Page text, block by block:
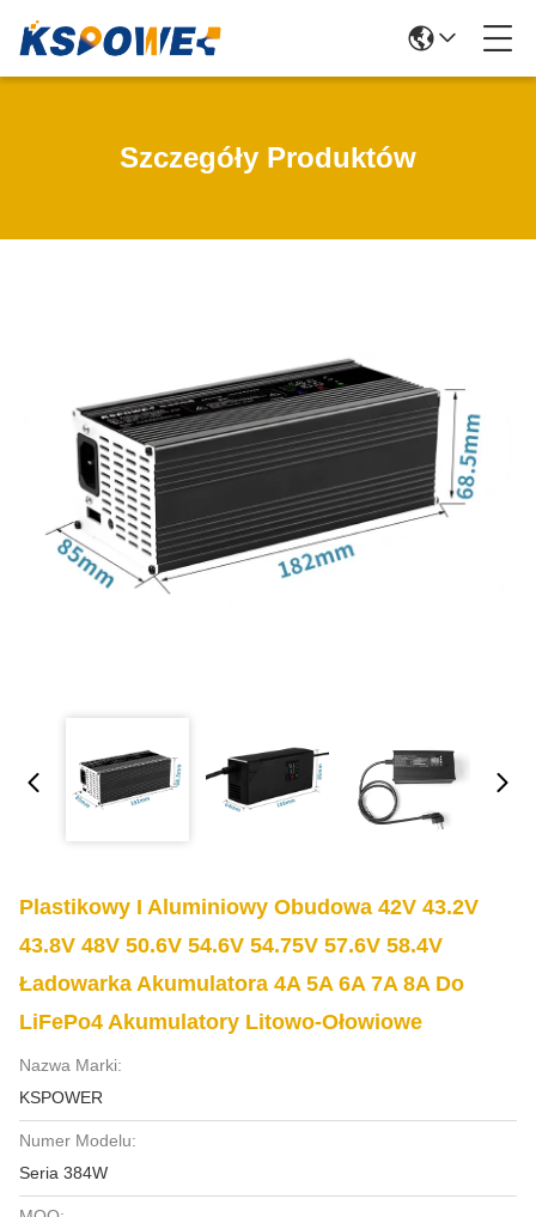
Szczegóły Produktów
Plastikowy I Aluminiowy Obudowa 42V 43.2V
43.8V 48V 50.6V 54.6V 54.75V 57.6V 58.4V
Ładowarka Akumulatora 4A 5A 6A 7A 8A Do
LiFePo4 Akumulatory Litowo-Ołowiowe
Nazwa Marki:
KSPOWER
Numer Modelu:
Seria 384W